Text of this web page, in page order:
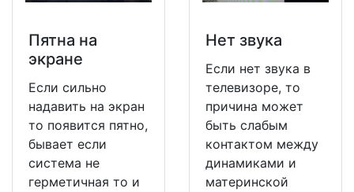
Пятна на
экране
Если сильно
надавить на экран
то появится пятно,
бывает если
система не
герметичная то и
Нет звука
Если нет звука в
телевизоре, то
причина может
быть слабым
контактом между
динамиками и
материнской